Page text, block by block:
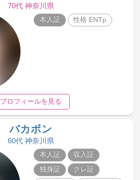
70代 神奈川県
本人証 性格 ENTp
プロフィールを見る
バカボン
60代 神奈川県
本人証
収入証
独身証
クレ証